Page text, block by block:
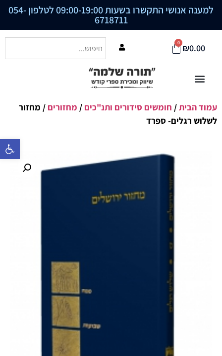
פתח סרגל
למענה אנושי התקשרו בשעות 09:00-19:00 לטלפון 054-
6718711
₪0.00
0
עמוד הבית/ חומשים סידורים ותנ"כים / מחזורים / מחזור
לשלוש רגלים- ספרד